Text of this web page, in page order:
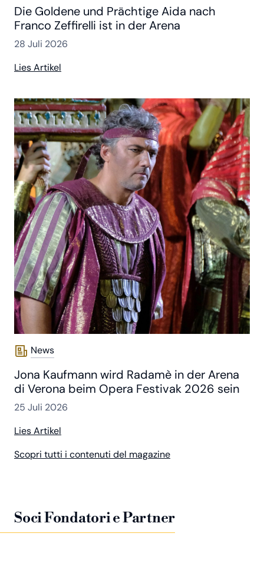
Die Goldene und Prächtige Aida nach
Franco Zeffirelli ist in der Arena
28 Juli 2026
Lies Artikel
News
Jona Kaufmann wird Radamè in der Arena
di Verona beim Opera Festivak 2026 sein
25 Juli 2026
Lies Artikel
Scopri tutti i contenuti del magazine
Soci Fondatori e Partner